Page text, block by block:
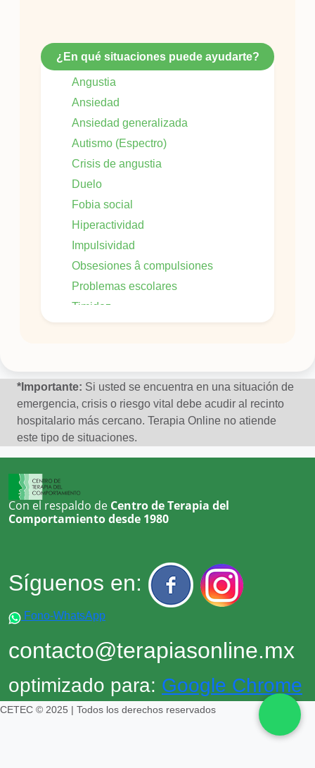
¿En qué situaciones puede ayudarte?
Angustia
Ansiedad
Ansiedad generalizada
Autismo (Espectro)
Crisis de angustia
Duelo
Fobia social
Hiperactividad
Impulsividad
Obsesiones â compulsiones
Problemas escolares
Timidez
*Importante: Si usted se encuentra en una situación de
emergencia, crisis o riesgo vital debe acudir al recinto
hospitalario más cercano. Terapia Online no atiende
este tipo de situaciones.
Con el respaldo de Centro de Terapia del
Comportamiento desde 1980
Síguenos en:
Fono-WhatsApp
contacto@terapiasonline.mx
optimizado para: Google Chrome
CETEC © 2025 | Todos los derechos reservados